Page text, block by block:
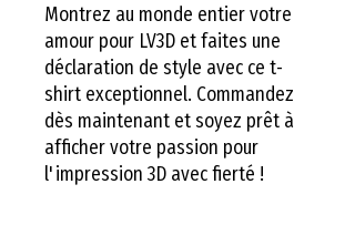
Montrez au monde entier votre
amour pour LV3D et faites une
déclaration de style avec ce t-
shirt exceptionnel. Commandez
dès maintenant et soyez prêt à
afficher votre passion pour
l'impression 3D avec fierté !